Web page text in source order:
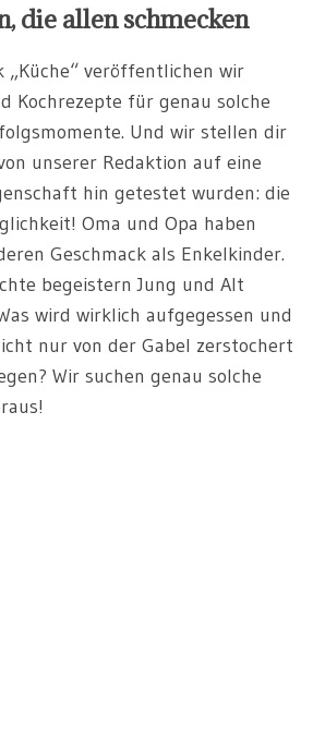
die allen schmecken
„Küche“ veröffentlichen wir
Kochrezepte für genau solche
Und wir stellen dir
unserer Redaktion auf eine
hin getestet wurden: die
Oma und Opa haben
Geschmack als Enkelkinder.
begeistern Jung und Alt
wird wirklich aufgegessen und
nur von der Gabel zerstochert
Wir suchen genau solche